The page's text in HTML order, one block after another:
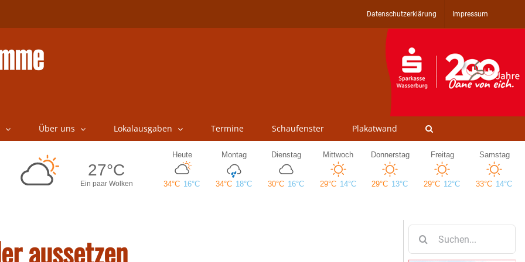
Datenschutzerklärung Impressum
Über uns Lokalausgaben Termine Schaufenster Plakatwand
aussetzen
nach: